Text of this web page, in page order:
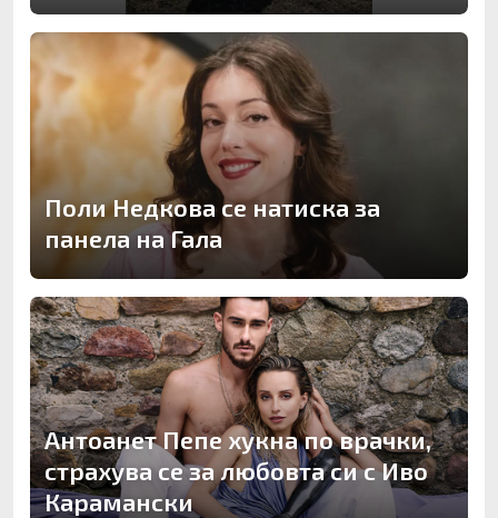
Поли Недкова се натиска за
панела на Гала
Антоанет Пепе хукна по врачки,
страхува се за любовта си с Иво
Карамански